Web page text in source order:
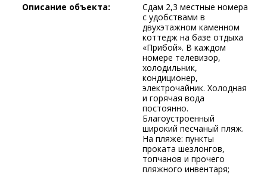
Описание объекта:
Сдам 2,3 местные номера
с удобствами в
двухэтажном каменном
коттедж на базе отдыха
«Прибой». В каждом
номере телевизор,
холодильник,
кондиционер,
электрочайник. Холодная
и горячая вода
постоянно.
Благоустроенный
широкий песчаный пляж.
На пляже: пункты
проката шезлонгов,
топчанов и прочего
пляжного инвентаря;